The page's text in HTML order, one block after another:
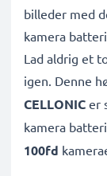
billeder med
kamera
Lad aldrig et
igen. Denne
CELLONIC er
kamera
100fd